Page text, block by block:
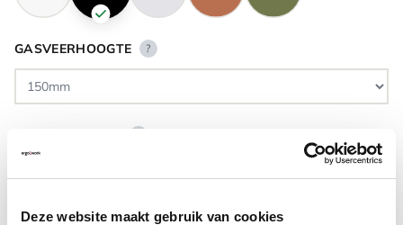
Deze website maakt gebruik van cookies
GASVEERHOOGTE ?